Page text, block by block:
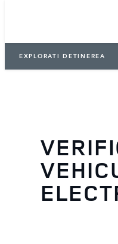
EXPLORATI DETINEREA